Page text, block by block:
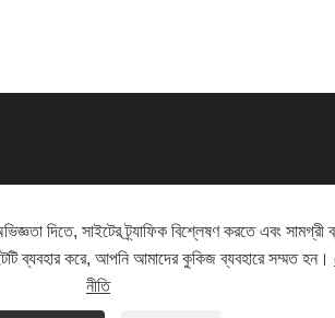
রোড, ফ্যান শিডু ইন্ডাস্ট্রিয়াল জোন, ইয়ানঝো জেলা,
দিতে, সাইটের ট্র্যাফিক বিশ্লেষণ করতে এবং
ব্যবহার করে, আপনি আমাদের কুকিজ ব্যবহারে সম্মত হন।
নীতি